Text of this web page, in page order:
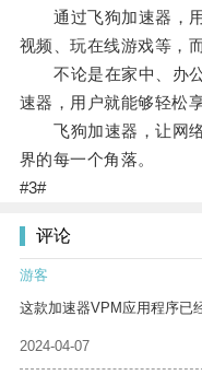
通过飞狗加速器，用
视频、玩在线游戏等，
不论是在家中、办公
速器，用户就能够轻松
飞狗加速器，让网络
界的每一个角落。
#3#
评论
游客
这款加速器VPM应用程序已
2024-04-07